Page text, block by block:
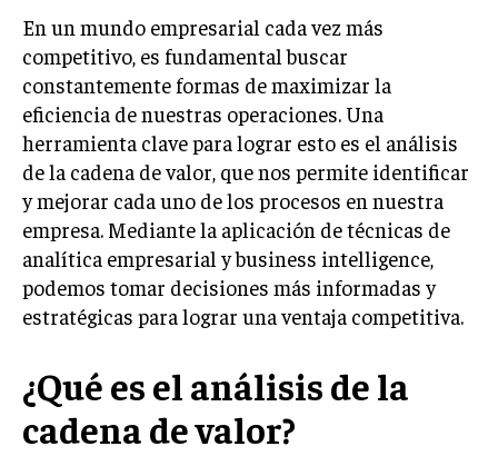
LIFESTYLE PUBLIC OPINION
MARKETING
ESTRATEGIAS DE MARKETING
En un mundo empresarial cada vez más
competitivo, es fundamental buscar
constantemente formas de maximizar la
eficiencia de nuestras operaciones. Una
herramienta clave para lograr esto es el análisis
de la cadena de valor, que nos permite identificar
y mejorar cada uno de los procesos en nuestra
empresa. Mediante la aplicación de técnicas de
analítica empresarial y business intelligence,
podemos tomar decisiones más informadas y
estratégicas para lograr una ventaja competitiva.
¿Qué es el análisis de la
cadena de valor?